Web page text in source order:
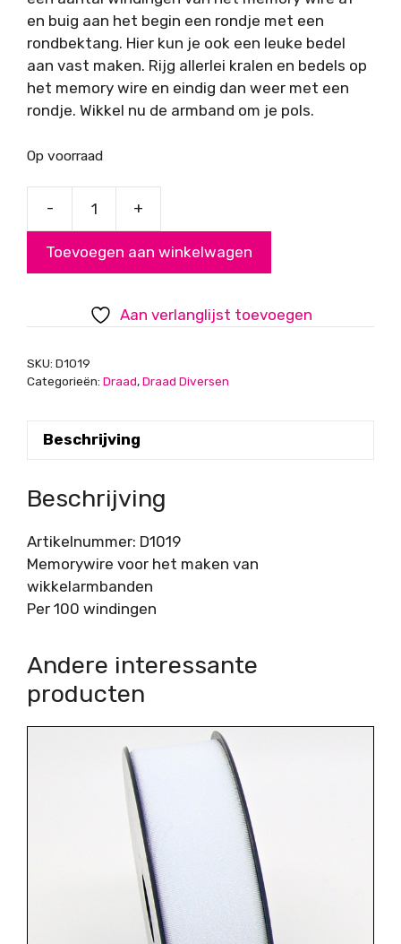
en buig aan het begin een rondje met een
rondbektang. Hier kun je ook een leuke bedel
aan vast maken. Rijg allerlei kralen en bedels op
het memory wire en eindig dan weer met een
rondje. Wikkel nu de armband om je pols.
Op voorraad
-
voor
per
100
aantal
+
Toevoegen aan winkelwagen
Aan verlanglijst toevoegen
SKU: D1019
Categorieën: Draad,Draad Diversen
Beschrijving
Beschrijving
Artikelnummer: D1019
Memorywire voor het maken van
wikkelarmbanden
Per 100 windingen
Andere interessante
producten